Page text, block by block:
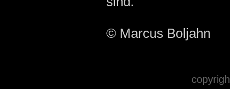
© Marcus Boljahn